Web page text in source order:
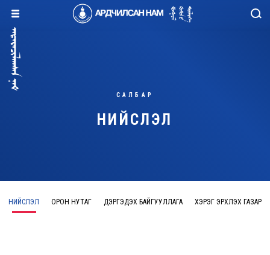
САЛБАР
НИЙСЛЭЛ
НИЙСЛЭЛ ОРОН НУТАГ ДЭРГЭДЭХ БАЙГУУЛЛАГА ХЭРЭГ ЭРХЛЭХ ГАЗАР